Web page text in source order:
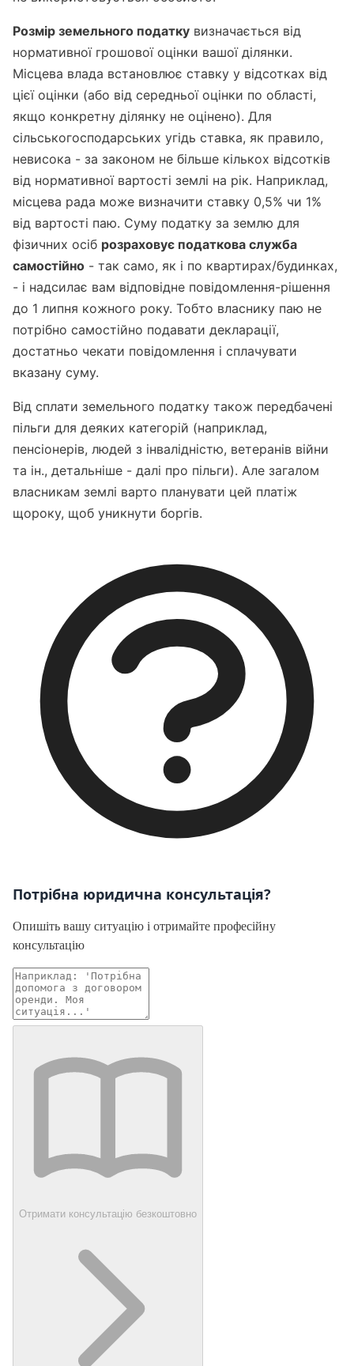
Розмір земельного податку визначається від
нормативної грошової оцінки вашої ділянки.
Місцева влада встановлює ставку у відсотках від
цієї оцінки (або від середньої оцінки по області,
якщо конкретну ділянку не оцінено). Для
сільськогосподарських угідь ставка, як правило,
невисока - за законом не більше кількох відсотків
від нормативної вартості землі на рік. Наприклад,
місцева рада може визначити ставку 0,5% чи 1%
від вартості паю. Суму податку за землю для
фізичних осіб розраховує податкова служба
самостійно - так само, як і по квартирах/будинках,
- і надсилає вам відповідне повідомлення-рішення
до 1 липня кожного року. Тобто власнику паю не
потрібно самостійно подавати декларації,
достатньо чекати повідомлення і сплачувати
вказану суму.
Від сплати земельного податку також передбачені
пільги для деяких категорій (наприклад,
пенсіонерів, людей з інвалідністю, ветеранів війни
та ін., детальніше - далі про пільги). Але загалом
власникам землі варто планувати цей платіж
щороку, щоб уникнути боргів.
Потрібна юридична консультація?
Опишіть вашу ситуацію і отримайте професійну
консультацію
Отримати консультацію безкоштовно